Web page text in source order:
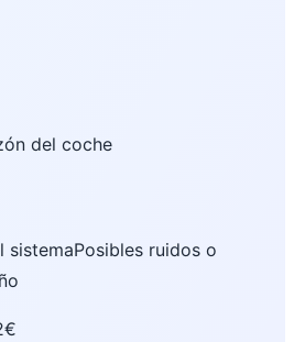
del coche
sistemaPosibles ruidos o